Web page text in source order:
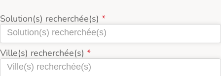
Solution(s) recherchée(s)
Ville(s) recherchée(s)